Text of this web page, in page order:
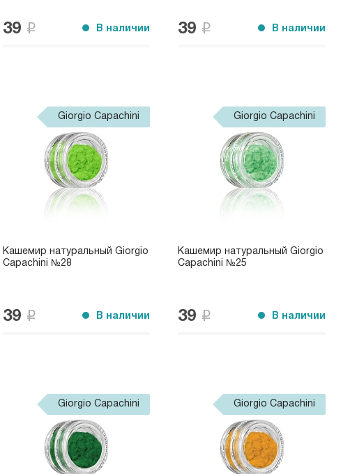
39 В наличии 39 В наличии
Giorgio Capachini
Кашемир натуральный Giorgio
Capachini №28
39 В наличии
Giorgio Capachini
Кашемир натуральный Giorgio
Capachini №25
39 В наличии
Giorgio Capachini Giorgio Capachini